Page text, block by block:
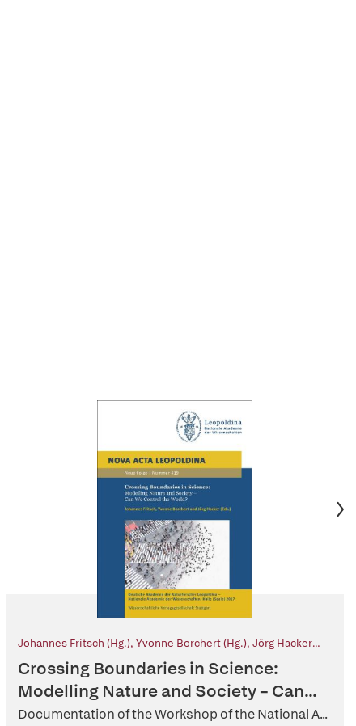
Johannes Fritsch (Hg.), Yvonne Borchert (Hg.), Jörg Hacker
Crossing Boundaries in Science:
Modelling Nature and Society – Can...
Documentation of the Workshop of the National A...